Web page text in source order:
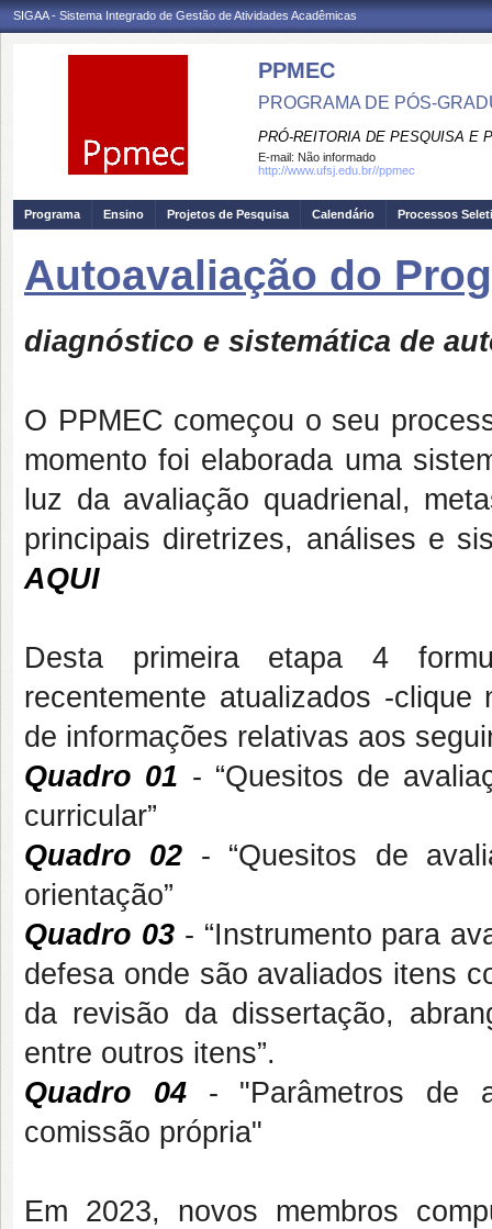
SIGAA - Sistema Integrado de Gestão de Atividades Acadêmicas
PPMEC
PROGRAMA DE PÓS-
PRÓ-REITORIA DE PESQUISA E
E-mail: Não informado
http://www.ufsj.edu.br//ppmec
Programa Ensino Projetos de Pesquisa Calendário Processos
Autoavaliação do
diagnóstico e sistemática de
O PPMEC começou o seu
momento foi elaborada uma
luz da avaliação quadrienal,
principais diretrizes, análises e
AQUI
Desta primeira etapa 4
recentemente atualizados -
de informações relativas aos
Quadro 01 - “Quesitos de
curricular”
Quadro 02 - “Quesitos de
orientação”
Quadro 03- “Instrumento para
defesa onde são avaliados itens
da revisão da dissertação,
entre outros itens”.
Quadro 04- "Parâmetros de
comissão própria"
Em 2023, novos membros